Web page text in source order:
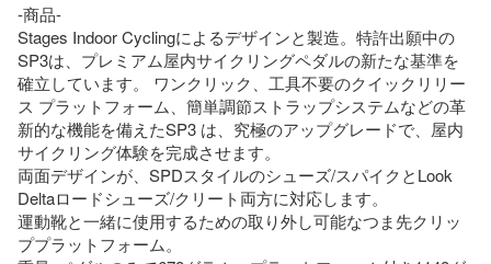
-商品-
Stages Indoor Cyclingによるデザインと製造。特許出願中の
SP3は、プレミアム屋内サイクリングペダルの新たな基準を
確立しています。 ワンクリック、工具不要のクイックリリー
ス プラットフォーム、簡単調節ストラップシステムなどの革
新的な機能を備えたSP3 は、究極のアップグレードで、屋内
サイクリング体験を完成させます。
両面デザインが、SPDスタイルのシューズ/スパイクとLook
Deltaロードシューズ/クリート両方に対応します。
運動靴と一緒に使用するための取り外し可能なつま先クリッ
ププラットフォーム。